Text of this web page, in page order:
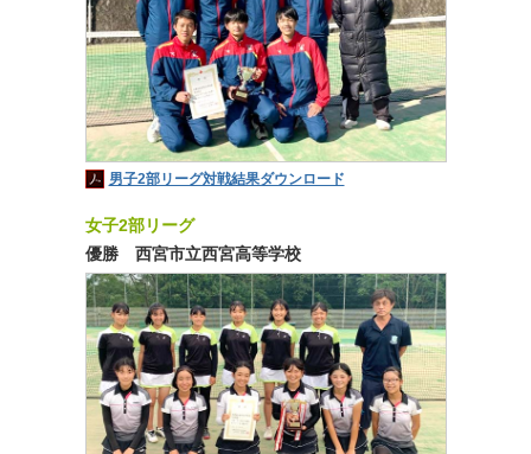
男子2部リーグ対戦結果ダウンロード
女子2部リーグ
優勝 西宮市立西宮高等学校